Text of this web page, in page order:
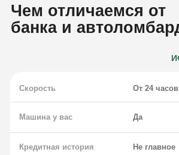
Возраст от 21 до 70 лет
Физлицо, ИП, самозанятый или ООО
ПТС (бумажный или ЭПТС)
СТС (свидетельство о регистрации)
Не уверены, подходит ли ваш
Оставьте заявку — проверим
Справки о доходах, выписки и другие
Чем отличаемся от
банка и
Скорость От 24 часов
Машина у вас Да
Кредитная история Не главное